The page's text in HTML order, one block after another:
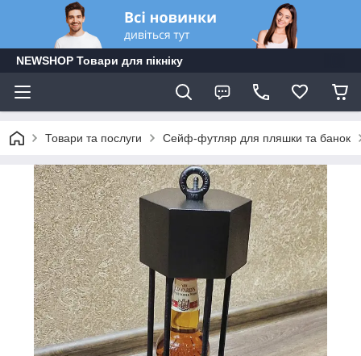
NEWSHOP Товари для пікніку
Товари та послуги Сейф-футляр для пляшки та банок